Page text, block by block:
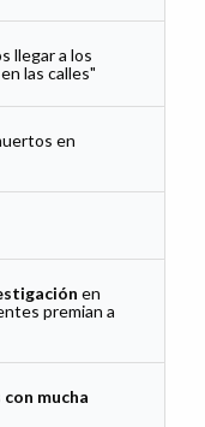
llegar a los
las calles"
en
en
premian a
mucha